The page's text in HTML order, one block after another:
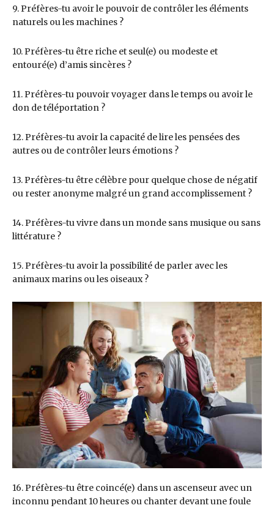
9. Préfères-tu avoir le pouvoir de contrôler les éléments
naturels ou les machines ?
10. Préfères-tu être riche et seul(e) ou modeste et
entouré(e) d’amis sincères ?
11. Préfères-tu pouvoir voyager dans le temps ou avoir le
don de téléportation ?
12. Préfères-tu avoir la capacité de lire les pensées des
autres ou de contrôler leurs émotions ?
13. Préfères-tu être célèbre pour quelque chose de négatif
ou rester anonyme malgré un grand accomplissement ?
14. Préfères-tu vivre dans un monde sans musique ou sans
littérature ?
15. Préfères-tu avoir la possibilité de parler avec les
animaux marins ou les oiseaux ?
16. Préfères-tu être coincé(e) dans un ascenseur avec un
inconnu pendant 10 heures ou chanter devant une foule